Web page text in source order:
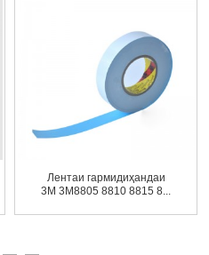
Лентаи гармидиҳандаи
3M 3M8805 8810 8815 8...